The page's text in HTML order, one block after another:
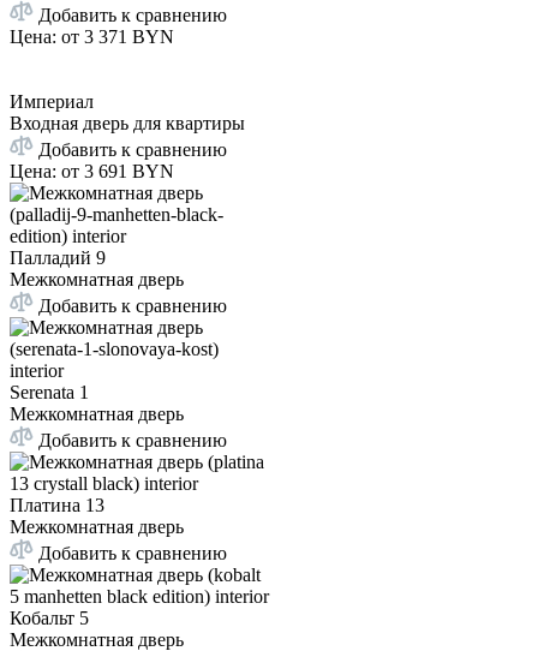
Добавить к сравнению
Цена: от 3 371 BYN
Империал
Входная дверь для квартиры
Добавить к сравнению
Цена: от 3 691 BYN
Палладий 9
Межкомнатная дверь
Добавить к сравнению
Serenata 1
Межкомнатная дверь
Добавить к сравнению
Платина 13
Межкомнатная дверь
Добавить к сравнению
Кобальт 5
Межкомнатная дверь